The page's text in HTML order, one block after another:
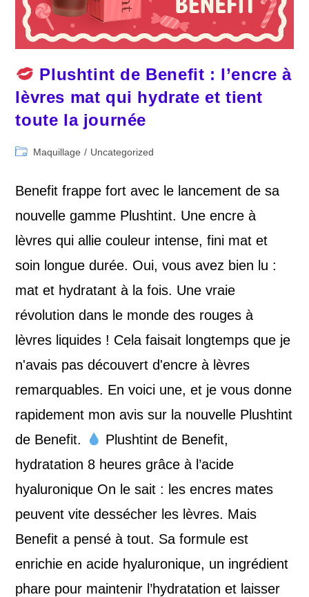
Plushtint de Benefit : l’encre à
lèvres mat qui hydrate et tient
toute la journée
PostMaquillage / Uncategorized
Benefit frappe fort avec le lancement de sa
nouvelle gamme Plushtint. Une encre à
lèvres qui allie couleur intense, fini mat et
soin longue durée. Oui, vous avez bien lu :
mat et hydratant à la fois. Une vraie
révolution dans le monde des rouges à
lèvres liquides ! Cela faisait longtemps que je
n'avais pas découvert d'encre à lèvres
remarquables. En voici une, et je vous donne
rapidement mon avis sur la nouvelle Plushtint
de Benefit.
Plushtint de Benefit,
hydratation 8 heures grâce à l’acide
hyaluronique On le sait : les encres mates
peuvent vite dessécher les lèvres. Mais
Benefit a pensé à tout. Sa formule est
enrichie en acide hyaluronique, un ingrédient
phare pour maintenir l’hydratation et laisser